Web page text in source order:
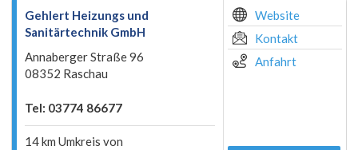
Gehlert Heizungs und
Sanitärtechnik GmbH
Annaberger Straße 96
08352 Raschau
Tel: 03774 86677
14 km Umkreis von
Website
Kontakt
Anfahrt